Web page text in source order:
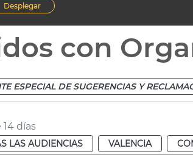
Desplegar
con
ESPECIAL DE SUGERENCIAS Y
días
LAS AUDIENCIAS VALENCIA